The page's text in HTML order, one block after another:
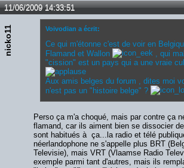
11/06/2009 14:33:51
nicko11 Voivodian a écrit:
Ce qui m'étonne c'est de voir en
Flamand et Wallon
, qui
"cission" est un pays qui a une vraie
Aux amis belges du forum , dites moi
n'est pas un "histoire belge" ?
Perso ça m'a choqué, mais par contre ça
flamand, car ils aiment bien se dissocier
sont habitués à ça...la radio et télé
néerlandophone ne s'appelle plus BRT
Televisie), mais VRT (Vlaamse Radio
exemple parmi tant d'autres, mais ils